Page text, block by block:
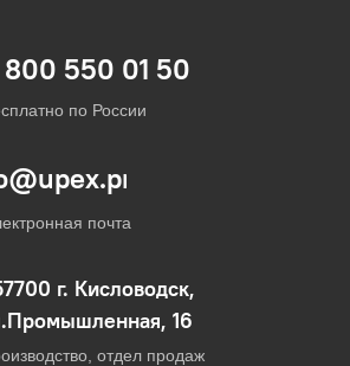
по России
550 01 50
почта
г. Кисловодск,
16
отдел продаж